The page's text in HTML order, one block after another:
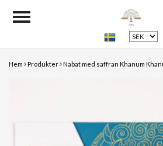
Hem Produkter